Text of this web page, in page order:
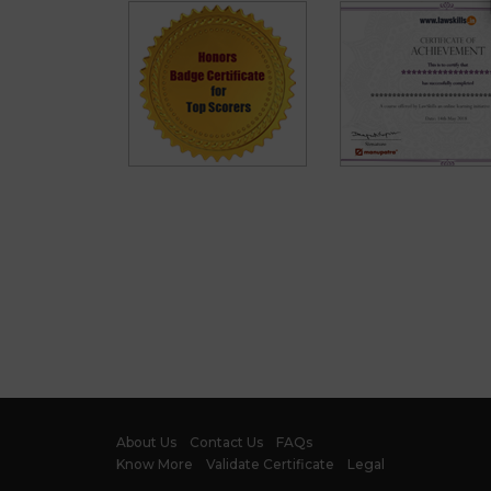
About Us Contact Us
FAQs
Know More
Validate Certificate Legal